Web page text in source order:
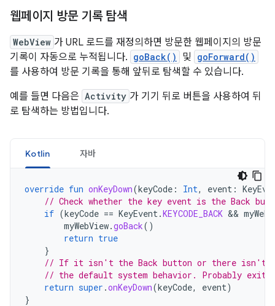
웹페이지 방문 기록 탐색
WebView 가 URL 로드를 재정의하면 방문한 웹페이지의 방문
기록이 자동으로 누적됩니다. goBack() 및 goForward()
를 사용하여 방문 기록을 통해 앞뒤로 탐색할 수 있습니다.
예를 들면 다음은 Activity 가 기기 뒤로 버튼을 사용하여 뒤
로 탐색하는 방법입니다.
Kotlin 자바
override fun onKeyDown(keyCode : Int, event :
// Check whether the key event is the Back
if (keyCode == KeyEvent.KEYCODE_BACK &&
myWebView.goBack()
return true
}
// If it isn't the Back button or there isn't
// the default system behavior. Probably
return super .onKeyDown(keyCode, event)
}